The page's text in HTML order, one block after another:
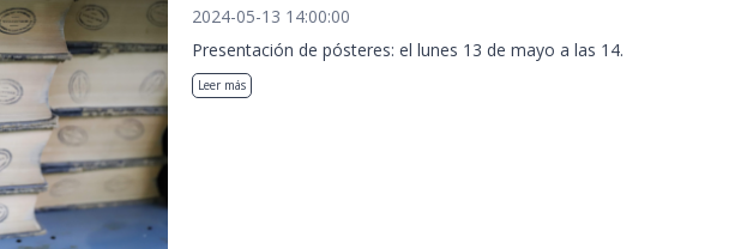
2024-05-13 14:00:00
Presentación de pósteres: el lunes 13 de mayo a las 14.
Leer más